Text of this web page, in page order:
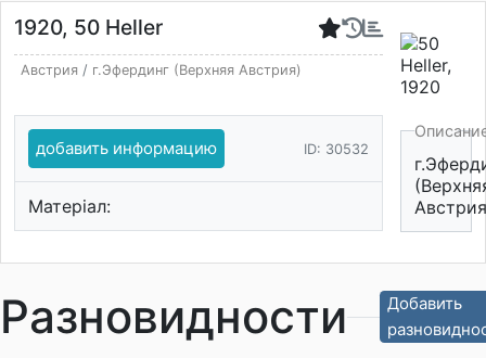
1920, 50 Heller
Австрия/ г.Эфердинг (Верхняя Австрия)
добавить информацию ID: 30532
Матеріал:
Разновидности
Добавить